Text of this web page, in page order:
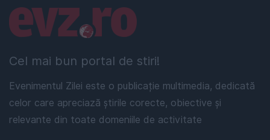
Cel mai bun portal de stiri!
Evenimentul Zilei este o publicație multimedia, dedicată
celor care apreciază știrile corecte, obiective și
relevante din toate domeniile de activitate
Linkuri utile